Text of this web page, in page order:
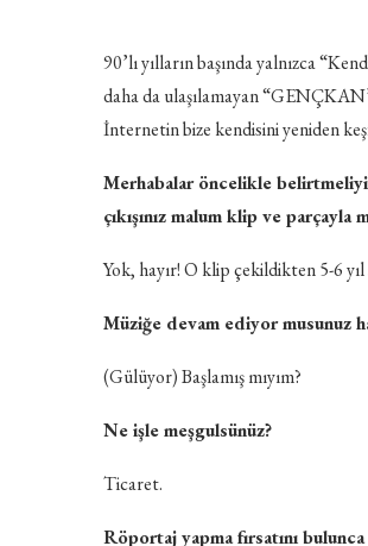
90’lı yılların başında yalnızca
daha da ulaşılamayan
İnternetin bize kendisini yeniden
Merhabalar öncelikle
çıkışınız malum klip ve parçayla
Yok, hayır! O klip çekildikten 5-6
Müziğe devam ediyor musunuz
(Gülüyor) Başlamış mıyım?
Ne işle meşgulsünüz?
Ticaret.
Röportaj yapma fırsatını